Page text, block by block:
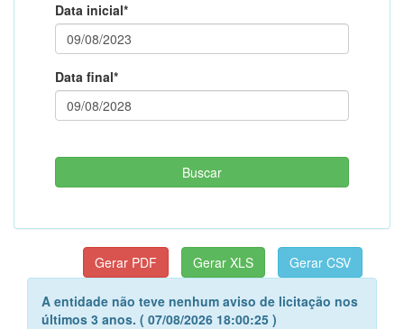
Data inicial*
Data final*
A entidade não teve nenhum aviso de licitação nos
últimos 3 anos. ( 07/08/2026 18:00:25 )